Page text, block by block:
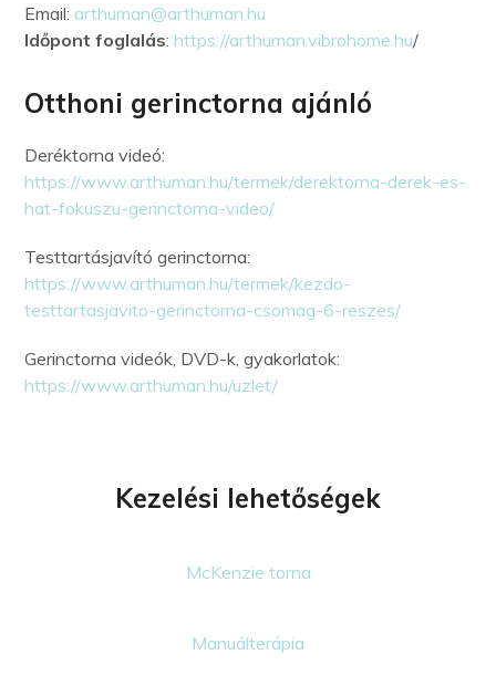
Email: arthuman@arthuman.hu
Időpont foglalás: https://arthuman.vibrohome.hu/
Otthoni gerinctorna ajánló
Deréktorna videó:
https://www.arthuman.hu/termek/derektorna-derek-es-
hat-fokuszu-gerinctorna-video/
Testtartásjavító gerinctorna:
https://www.arthuman.hu/termek/kezdo-
testtartasjavito-gerinctorna-csomag-6-reszes/
Gerinctorna videók, DVD-k, gyakorlatok:
https://www.arthuman.hu/uzlet/
Kezelési lehetőségek
McKenzie torna
Manuálterápia